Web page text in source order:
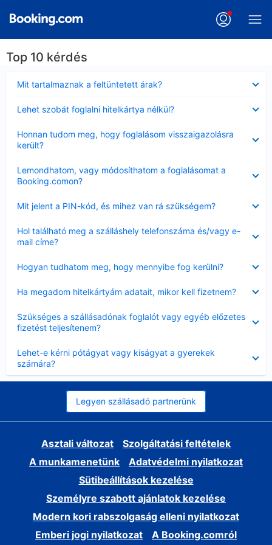
Top 10 kérdés
Mit tartalmaznak a feltüntetett árak?
Lehet szobát foglalni hitelkártya nélkül?
Honnan tudom meg, hogy foglalásom visszaigazolásra
került?
Lemondhatom, vagy módosíthatom a foglalásomat a
Booking.comon?
Mit jelent a PIN-kód, és mihez van rá szükségem?
Hol található meg a szálláshely telefonszáma és/vagy e-
mail címe?
Hogyan tudhatom meg, hogy mennyibe fog kerülni?
Ha megadom hitelkártyám adatait, mikor kell fizetnem?
Szükséges a szállásadónak foglalót vagy egyéb előzetes
fizetést teljesítenem?
Lehet-e kérni pótágyat vagy kiságyat a gyerekek
számára?
Legyen szállásadó partnerünk
Asztali változat
Szolgáltatási feltételek
A munkamenetünk
Adatvédelmi nyilatkozat
Sütibeállítások kezelése
Személyre szabott ajánlatok kezelése
Modern kori rabszolgaság elleni nyilatkozat
Emberi jogi nyilatkozat
A Booking.comról